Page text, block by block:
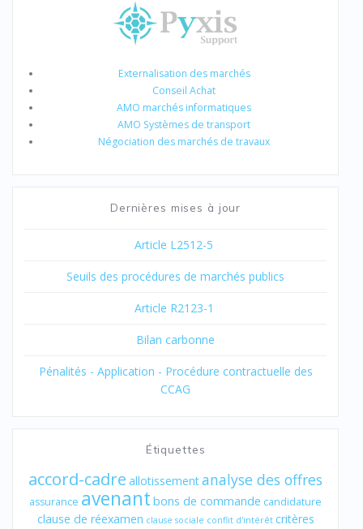
Externalisation des marchés
Conseil Achat
AMO marchés informatiques
AMO Systèmes de transport
Négociation des marchés de travaux
Dernières mises à jour
Article L2512-5
Seuils des procédures de marchés publics
Article R2123-1
Bilan carbonne
Pénalités - Application - Procédure contractuelle des
CCAG
Étiquettes
accord-cadre allotissementanalyse des offres
assurance avenant bons de commande candidature
clause de réexamen clause sociale conflit d'intérêt critères